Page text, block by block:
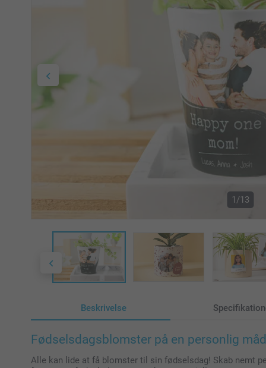
1/13
Beskrivelse
Fødselsdagsblomster på en personlig
Alle kan lide at få blomster til sin fødselsdag! Skab nemt